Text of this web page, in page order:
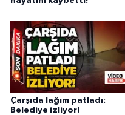
Çarşıda lağım patladı:
Belediye izliyor!